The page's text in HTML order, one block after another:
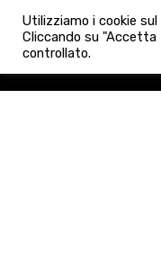
Utilizziamo i cookie
Cliccando su "Accetta
controllato.